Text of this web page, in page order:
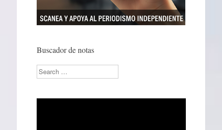
Buscador de notas
Search